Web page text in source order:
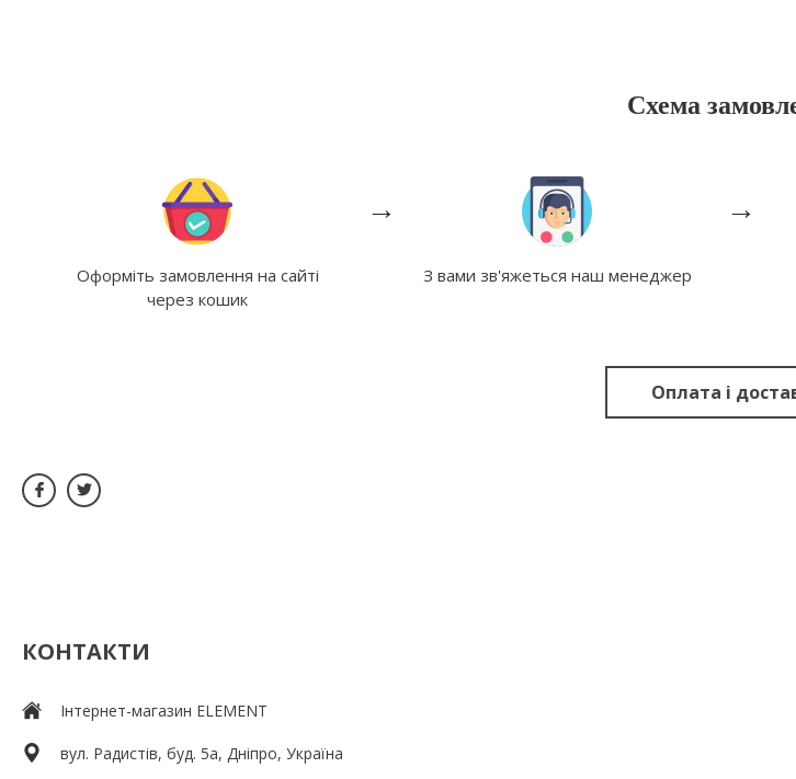
Схема
Оформіть замовлення на сайті
через кошик
→
З вами зв'яжеться наш менеджер
→
Оплата і
КОНТАКТИ
Інтернет-магазин ELEMENT
вул. Радистів, буд. 5а, Дніпро, Україна